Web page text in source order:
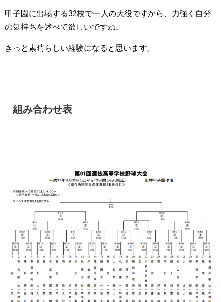
甲子園に出場する32校で一人の大役ですから、力強く自分
の気持ちを述べて欲しいですね。
きっと素晴らしい経験になると思います。
組み合わせ表